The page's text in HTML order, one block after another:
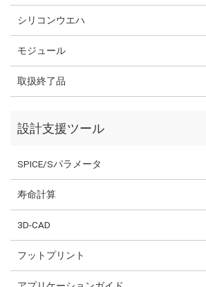
シリコンウエハ
モジュール
取扱終了品
設計支援ツール
SPICE/Sパラメータ
寿命計算
3D-CAD
フットプリント